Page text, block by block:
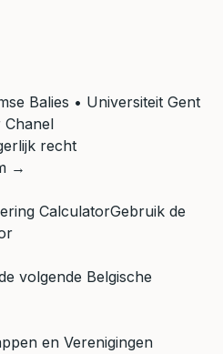
Balies • Universiteit Gent
recht
→
CalculatorGebruik de
volgende Belgische
en Verenigingen